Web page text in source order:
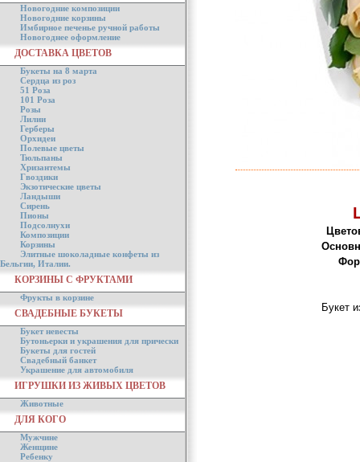
Новогодние композиции
Новогодние корзины
Имбирное печенье ручной работы
Новогоднее оформление
ДОСТАВКА ЦВЕТОВ
Букеты на 8 марта
Сердца из роз
51 Роза
101 Роза
Розы
Лилии
Герберы
Орхидеи
Полевые цветы
Тюльпаны
Хризантемы
Гвоздики
Экзотические цветы
Ландыши
Сирень
Пионы
Подсолнухи
Композиции
Корзины
Элитные шоколадные конфеты из
Бельгии, Италии.
КОРЗИНЫ С ФРУКТАМИ
Фрукты в корзине
СВАДЕБНЫЕ БУКЕТЫ
Букет невесты
Бутоньерки и украшения для прически
Букеты для гостей
Свадебный банкет
Украшение для автомобиля
ИГРУШКИ ИЗ ЖИВЫХ ЦВЕТОВ
Животные
ДЛЯ КОГО
Мужчине
Женщине
Ребенку
Букет